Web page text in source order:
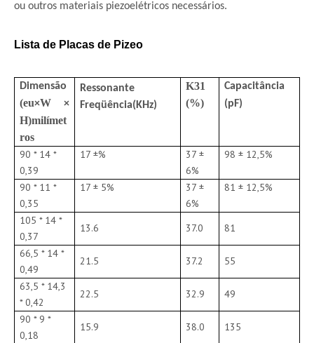
ou outros materiais piezoelétricos necessários.
Lista de Placas de Pizeo
Dimensão
(eu×W ×
H)milímet
ros
Ressonante
Freqüência(KHz)
K31
(%)
Capacitância
(pF)
90 * 14 *
0,39
17 ±%
37 ±
6%
98 ± 12,5%
90 * 11 *
0,35
17 ± 5%
37 ±
6%
81 ± 12,5%
105 * 14 *
0,37
13.6 37.0
81
66,5 * 14 *
0,49
21.5 37.2
55
63,5 * 14,3
* 0,42
22.5 32.9
49
90 * 9 *
0,18
15.9 38.0 135